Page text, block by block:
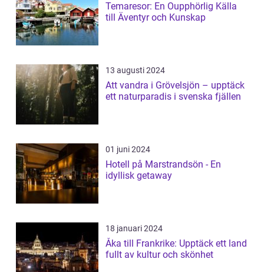
Temaresor: En Oupphörlig Källa
till Äventyr och Kunskap
13 augusti 2024
Att vandra i Grövelsjön – upptäck
ett naturparadis i svenska fjällen
01 juni 2024
Hotell på Marstrandsön - En
idyllisk getaway
18 januari 2024
Åka till Frankrike: Upptäck ett land
fullt av kultur och skönhet